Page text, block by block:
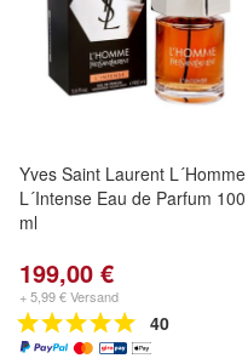
Yves Saint Laurent L´Homme
L´Intense Eau de Parfum 100
ml
199,00 €
+ 5,99 € Versand
40